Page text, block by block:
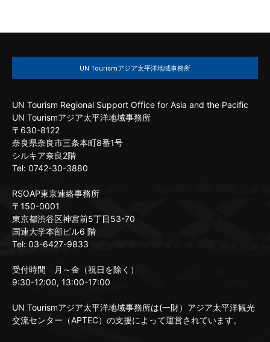
UN Tourismアジア太平洋地域事務所
UN Tourism Regional Support Office for Asia and the Pacific
UN Tourismアジア太平洋地域事務所
〒630-8122
奈良県奈良市三条本町8番1号
シルキア奈良2階
Tel: 0742-30-3880
RSOAP東京連絡事務所
〒150-0001
東京都渋谷区神宮前5丁目53-70
国連大学本部ビル6 階
Tel: 03-6427-9833
受付時間 月～金（祝日を除く）
9:30-12:00, 13:00-17:00
UN Tourismアジア太平洋地域事務所は(一財）アジア太平洋観光
交流センター（APTEC）の支援によって運営されています。